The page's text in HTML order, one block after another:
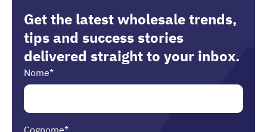
Get the latest wholesale trends,
tips and success stories
delivered straight to your inbox.
Nome*
Cognome*